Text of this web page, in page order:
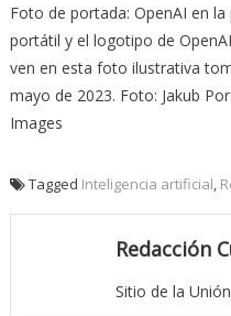
Foto de portada: OpenAI en
portátil y el logotipo de
ven en esta foto ilustrativa
mayo de 2023. Foto: Jakub
Images
Tagged Inteligencia artificial
Redacción
Sitio de la